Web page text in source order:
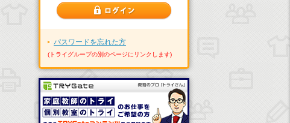
パスワードを忘れた方
(トライグループの別のページにリンクします)